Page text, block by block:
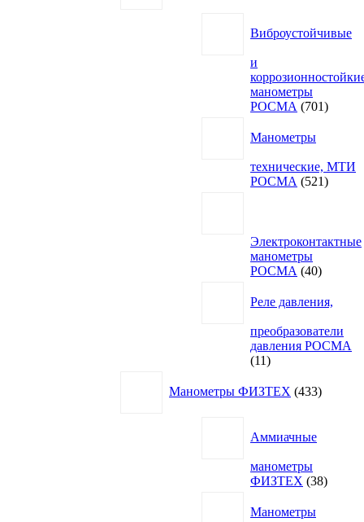
Виброустойчивые
и
манометры
РОСМА
701701
Манометры
технические, МТИ
РОСМА
521521
Электроконтактные
манометры
РОСМА
4040
Реле давления,
преобразователи
давления РОСМА
1111
Манометры ФИЗТЕХ 433товара
Аммиачные
манометры
ФИЗТЕХ 3838
Манометры